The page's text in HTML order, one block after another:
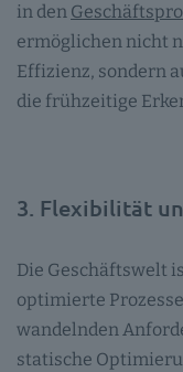
in den
ermöglichen nicht
Effizienz, sondern
die frühzeitige
3. Flexibilität
Die Geschäftswelt
optimierte
wandelnden
statische